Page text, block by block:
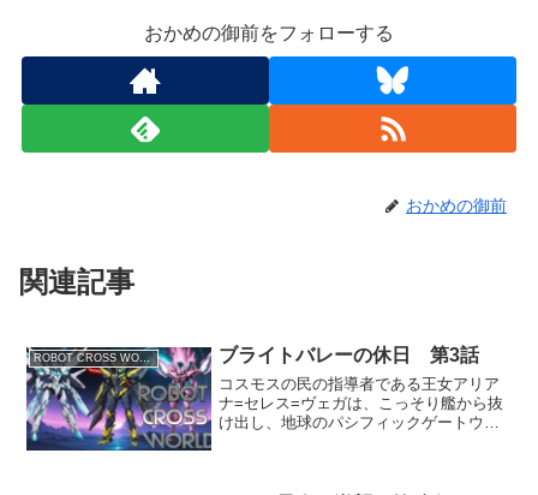
おかめの御前をフォローする
おかめの御前
関連記事
ROBOT CROSS WORLD ブライトバレーの休日 第3話
コスモスの民の指導者である王女アリア
ナ=セレス=ヴェガは、こっそり艦から抜
け出し、地球のパシフィックゲートウェ